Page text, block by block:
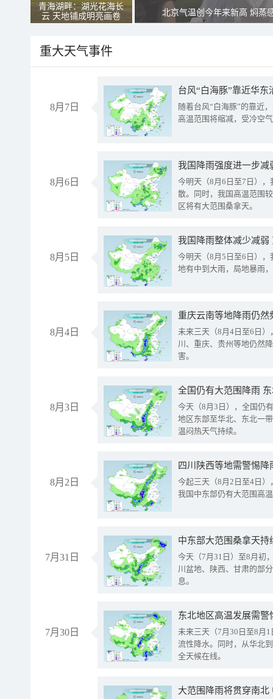
青海湖畔：湖光花海长
云 天地铺成明亮画卷
北京气温创今年来新高 焖蒸
重大天气事件
8月7日
台风“白海豚”靠近华
随着台风“白海豚”的靠近
高温范围将缩减，受冷空
8月6日
今明天（8月6日至7日）
散。同时，我国高温范围
区将有大范围桑拿天。
8月5日
我国降雨整体减少减弱
今明天（8月5日至6日）
地有中到大雨，局地暴雨
8月4日
重庆云南等地降雨仍然
未来三天（8月4日至6日
川、重庆、贵州等地仍然
害。
8月3日
全国仍有大范围降雨
今天（8月3日），全国仍
地区东部至华北、东北一
温闷热天气持续。
8月2日
今起三天（8月2日至4日
我国中东部仍有大范围高
7月31日
中东部大范围桑拿天
今天（7月31日）至8月初
川盆地、陕西、甘肃的部
息。
7月30日
东北地区高温发展需
未来三天（7月30日至8月
流性降水。同时，从华北
全天候在线。
大范围降雨将贯穿南